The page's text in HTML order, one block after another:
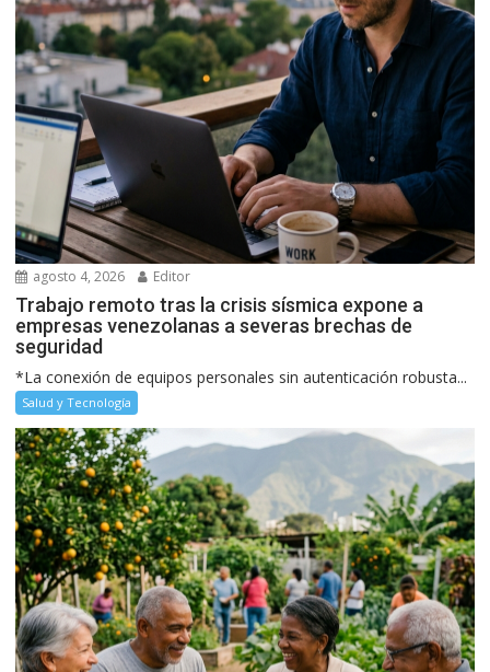
agosto 4, 2026 Editor
Trabajo remoto tras la crisis sísmica expone a
empresas venezolanas a severas brechas de
seguridad
*La conexión de equipos personales sin autenticación robusta...
Salud y Tecnología